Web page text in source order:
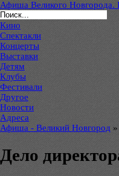
Афиша Великого Новгорода.
Кино
Спектакли
Концерты
Выставки
Детям
Клубы
Фестивали
Другое
Новости
Адреса
Афиша - Великий Новгород »
Дело